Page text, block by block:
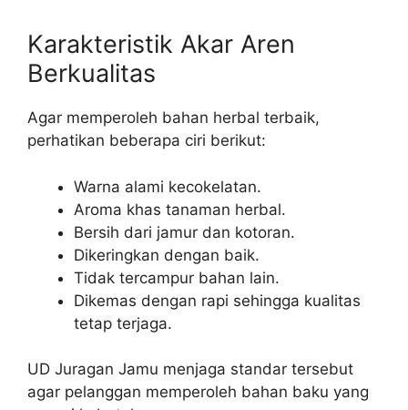
Karakteristik Akar Aren
Berkualitas
Agar memperoleh bahan herbal terbaik,
perhatikan beberapa ciri berikut:
Warna alami kecokelatan.
Aroma khas tanaman herbal.
Bersih dari jamur dan kotoran.
Dikeringkan dengan baik.
Tidak tercampur bahan lain.
Dikemas dengan rapi sehingga kualitas
tetap terjaga.
UD Juragan Jamu menjaga standar tersebut
agar pelanggan memperoleh bahan baku yang